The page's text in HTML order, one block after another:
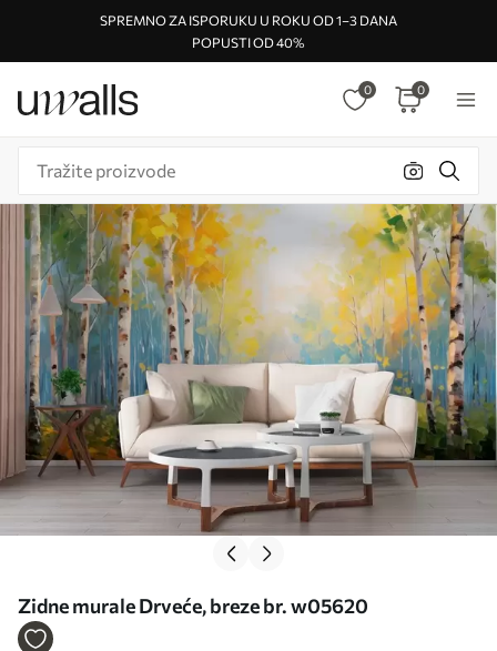
SPREMNO ZA ISPORUKU U ROKU OD 1–3 DANA
POPUSTI OD 40%
0 0
Zidne murale Drveće, breze br. w05620